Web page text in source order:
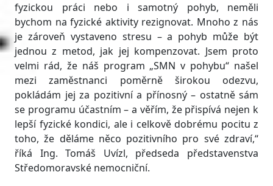
fyzickou práci nebo i samotný pohyb, neměli
bychom na fyzické aktivity rezignovat. Mnoho z nás
je zároveň vystaveno stresu – a pohyb může být
jednou z metod, jak jej kompenzovat. Jsem proto
velmi rád, že náš program „SMN v pohybu“ našel
mezi zaměstnanci poměrně širokou odezvu,
pokládám jej za pozitivní a přínosný – ostatně sám
se programu účastním – a věřím, že přispívá nejen k
lepší fyzické kondici, ale i celkově dobrému pocitu z
toho, že děláme něco pozitivního pro své zdraví,“
říká Ing. Tomáš Uvízl, předseda představenstva
Středomoravské nemocniční.